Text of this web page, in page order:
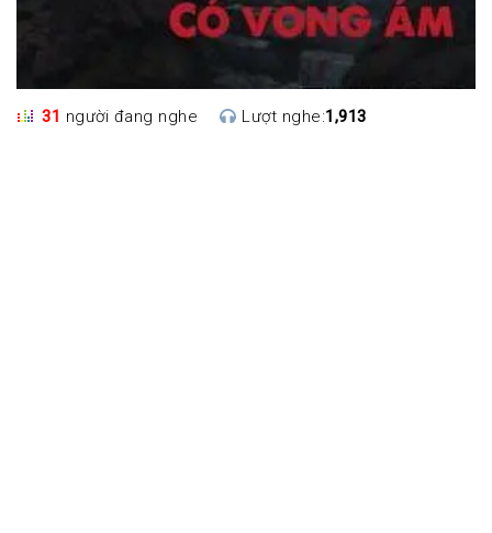
31 người đang nghe Lượt nghe:1,913